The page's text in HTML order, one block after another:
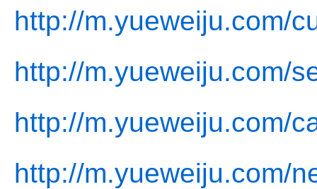
http://m.yueweiju.com/
http://m.yueweiju.com/
http://m.yueweiju.com/
http://m.yueweiju.com/